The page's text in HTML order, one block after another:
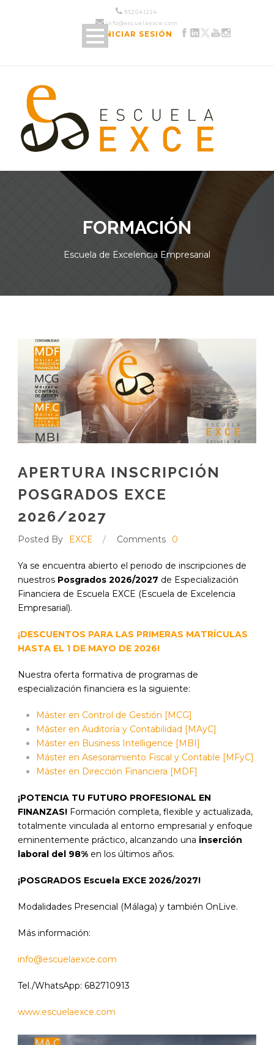
952 04 12 24
info@escuelaexce.com
INICIAR SESIÓN
FORMACIÓN
Escuela de Excelencia Empresarial
APERTURA INSCRIPCIÓN
POSGRADOS EXCE
2026/2027
Posted By EXCE / Comments 0
Ya se encuentra abierto el periodo de inscripciones de
nuestros Posgrados 2026/2027 de Especialización
Financiera de Escuela EXCE (Escuela de Excelencia
Empresarial).
¡DESCUENTOS PARA LAS PRIMERAS MATRÍCULAS
HASTA EL 1 DE MAYO DE 2026!
Nuestra oferta formativa de programas de
especialización financiera es la siguiente:
Máster en Control de Gestión [MCG]
Máster en Auditoría y Contabilidad [MAyC]
Máster en Business Intelligence [MBI]
Máster en Asesoramiento Fiscal y Contable [MFyC]
Máster en Dirección Financiera [MDF]
¡POTENCIA TU FUTURO PROFESIONAL EN
FINANZAS! Formación completa, flexible y actualizada,
totalmente vinculada al entorno empresarial y enfoque
eminentemente práctico, alcanzando una inserción
laboral del 98% en los últimos años.
¡POSGRADOS Escuela EXCE 2026/2027!
Modalidades Presencial (Málaga) y también OnLive.
Más información:
info@escuelaexce.com
Tel./WhatsApp: 682710913
www.escuelaexce.com